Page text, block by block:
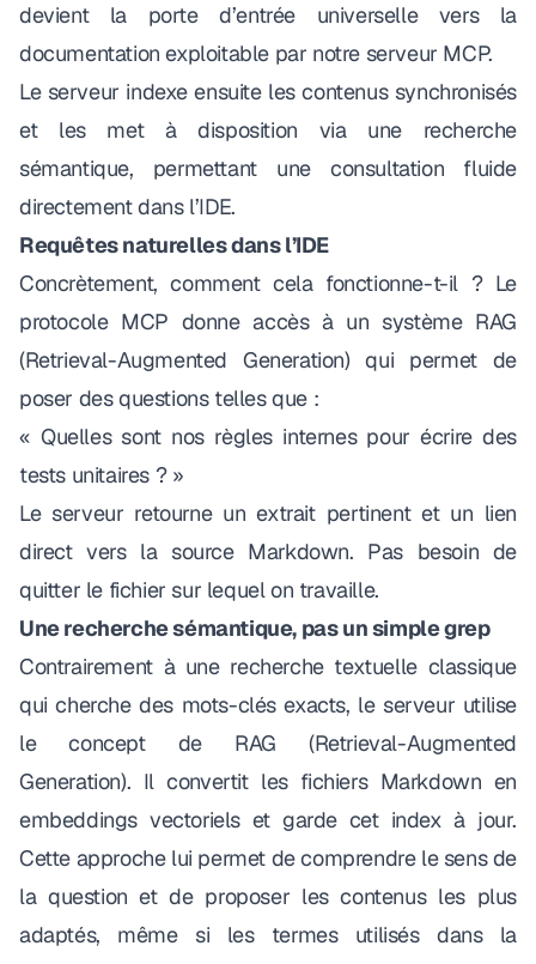
devient la porte d’entrée universelle vers la
documentation exploitable par notre serveur MCP.
Le serveur indexe ensuite les contenus synchronisés
et les met à disposition via une recherche
sémantique, permettant une consultation fluide
directement dans l’IDE.
Requêtes naturelles dans l’IDE
Concrètement, comment cela fonctionne-t-il ? Le
protocole MCP donne accès à un système RAG
(Retrieval-Augmented Generation) qui permet de
poser des questions telles que :
« Quelles sont nos règles internes pour écrire des
tests unitaires ? »
Le serveur retourne un extrait pertinent et un lien
direct vers la source Markdown. Pas besoin de
quitter le fichier sur lequel on travaille.
Une recherche sémantique, pas un simple grep
Contrairement à une recherche textuelle classique
qui cherche des mots-clés exacts, le serveur utilise
le concept de RAG (Retrieval-Augmented
Generation). Il convertit les fichiers Markdown en
embeddings vectoriels et garde cet index à jour.
Cette approche lui permet de comprendre le sens de
la question et de proposer les contenus les plus
adaptés, même si les termes utilisés dans la